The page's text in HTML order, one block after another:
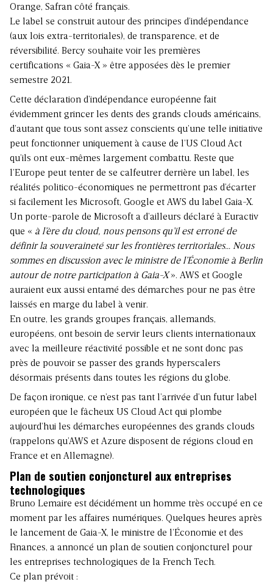
Orange, Safran côté français.
Le label se construit autour des principes d’indépendance
(aux lois extra-territoriales), de transparence, et de
réversibilité. Bercy souhaite voir les premières
certifications « Gaia-X » être apposées dès le premier
semestre 2021.
Cette déclaration d’indépendance européenne fait
évidemment grincer les dents des grands clouds américains,
d’autant que tous sont assez conscients qu’une telle initiative
peut fonctionner uniquement à cause de l’US Cloud Act
qu’ils ont eux-mêmes largement combattu. Reste que
l’Europe peut tenter de se calfeutrer derrière un label, les
réalités politico-économiques ne permettront pas d’écarter
si facilement les Microsoft, Google et AWS du label Gaia-X.
Un porte-parole de Microsoft a d’ailleurs déclaré à Euractiv
que « à l’ère du cloud, nous pensons qu’il est erroné de
définir la souveraineté sur les frontières territoriales… Nous
sommes en discussion avec le ministre de l’Économie à Berlin
autour de notre participation à Gaia-X». AWS et Google
auraient eux aussi entamé des démarches pour ne pas être
laissés en marge du label à venir.
En outre, les grands groupes français, allemands,
européens, ont besoin de servir leurs clients internationaux
avec la meilleure réactivité possible et ne sont donc pas
près de pouvoir se passer des grands hyperscalers
désormais présents dans toutes les régions du globe.
De façon ironique, ce n’est pas tant l’arrivée d’un futur label
européen que le fâcheux US Cloud Act qui plombe
aujourd’hui les démarches européennes des grands clouds
(rappelons qu’AWS et Azure disposent de régions cloud en
France et en Allemagne).
Plan de soutien conjoncturel aux entreprises
technologiques
Bruno Lemaire est décidément un homme très occupé en ce
moment par les affaires numériques. Quelques heures après
le lancement de Gaia-X, le ministre de l’Économie et des
Finances, a annoncé un plan de soutien conjoncturel pour
les entreprises technologiques de la French Tech.
Ce plan prévoit :